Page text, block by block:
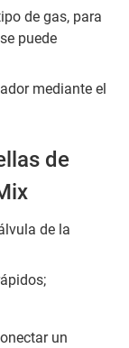
de gas, para
puede
mediante el
de
de la
un